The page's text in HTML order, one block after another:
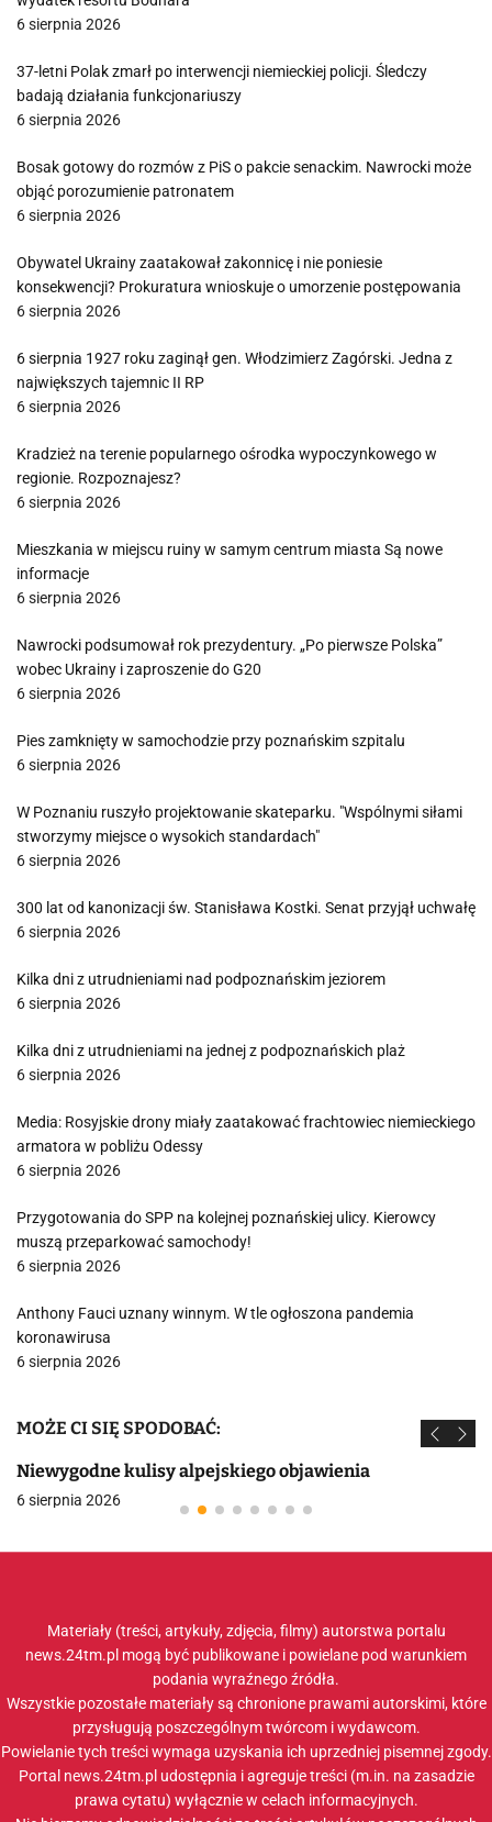
6 sierpnia 2026
37-letni Polak zmarł po interwencji niemieckiej policji. Śledczy
badają działania funkcjonariuszy
6 sierpnia 2026
Bosak gotowy do rozmów z PiS o pakcie senackim. Nawrocki może
objąć porozumienie patronatem
6 sierpnia 2026
Obywatel Ukrainy zaatakował zakonnicę i nie poniesie
konsekwencji? Prokuratura wnioskuje o umorzenie postępowania
6 sierpnia 2026
6 sierpnia 1927 roku zaginął gen. Włodzimierz Zagórski. Jedna z
największych tajemnic II RP
6 sierpnia 2026
Kradzież na terenie popularnego ośrodka wypoczynkowego w
regionie. Rozpoznajesz?
6 sierpnia 2026
Mieszkania w miejscu ruiny w samym centrum miasta Są nowe
informacje
6 sierpnia 2026
Nawrocki podsumował rok prezydentury. „Po pierwsze Polska”
wobec Ukrainy i zaproszenie do G20
6 sierpnia 2026
Pies zamknięty w samochodzie przy poznańskim szpitalu
6 sierpnia 2026
W Poznaniu ruszyło projektowanie skateparku. "Wspólnymi siłami
stworzymy miejsce o wysokich standardach"
6 sierpnia 2026
300 lat od kanonizacji św. Stanisława Kostki. Senat przyjął uchwałę
6 sierpnia 2026
Kilka dni z utrudnieniami nad podpoznańskim jeziorem
6 sierpnia 2026
Kilka dni z utrudnieniami na jednej z podpoznańskich plaż
6 sierpnia 2026
Media: Rosyjskie drony miały zaatakować frachtowiec niemieckiego
armatora w pobliżu Odessy
6 sierpnia 2026
Przygotowania do SPP na kolejnej poznańskiej ulicy. Kierowcy
muszą przeparkować samochody!
6 sierpnia 2026
Anthony Fauci uznany winnym. W tle ogłoszona pandemia
koronawirusa
6 sierpnia 2026
MOŻE CI SIĘ SPODOBAĆ:
Niewygodne kulisy alpejskiego objawienia
6 sierpnia 2026
Materiały (treści, artykuły, zdjęcia, filmy) autorstwa portalu
news.24tm.pl mogą być publikowane i powielane pod warunkiem
podania wyraźnego źródła.
Wszystkie pozostałe materiały są chronione prawami autorskimi, które
przysługują poszczególnym twórcom i wydawcom.
Powielanie tych treści wymaga uzyskania ich uprzedniej pisemnej zgody.
Portal news.24tm.pl udostępnia i agreguje treści (m.in. na zasadzie
prawa cytatu) wyłącznie w celach informacyjnych.